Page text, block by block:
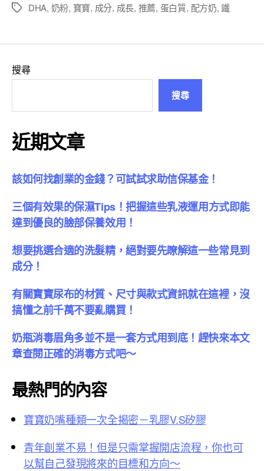
標
DHA, 奶粉, 寶寶, 成分, 成長, 推薦, 蛋白質, 配方奶,鐵
搜尋
搜尋
近期文章
該如何找創業的金錢？可試試求助信保基金！
三個有效果的保濕Tips！把握這些乳液運用方式即能
達到優良的臉部保養效用！
想要挑選合適的洗髮精，絕對要先瞭解這一些常見到
成分！
有關寶寶尿布的材質、尺寸與款式資訊就在這裡，沒
搞懂之前千萬不要亂購買！
奶瓶消毒眉角多並不是一套方式用到底！趕快來本文
章查閱正確的消毒方式吧～
最熱門的內容
寶寶奶嘴種類一次全揭密－乳膠V.S矽膠
青年創業不易！但是只需掌握開店流程，你也可
以幫自己發現將來的目標和方向～